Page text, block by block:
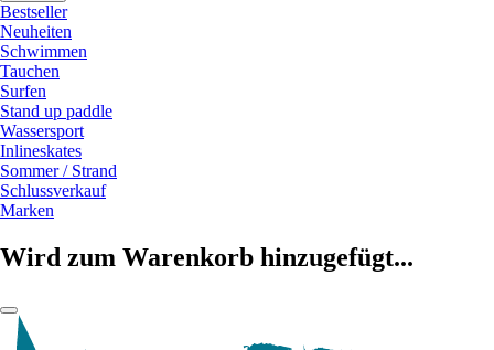
Bestseller
Neuheiten
Schwimmen
Tauchen
Surfen
Stand up paddle
Wassersport
Inlineskates
Sommer / Strand
Schlussverkauf
Marken
Wird zum Warenkorb hinzugefügt...